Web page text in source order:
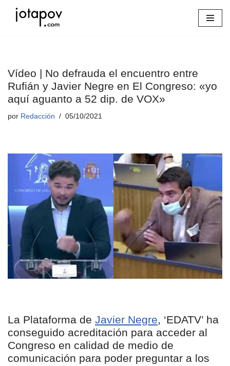
Vídeo | No defrauda el encuentro entre
Rufián y Javier Negre en El Congreso: «yo
aquí aguanto a 52 dip. de VOX»
por Redacción 05/10/2021
La Plataforma de Javier Negre, ‘EDATV’ ha
conseguido acreditación para acceder al
Congreso en calidad de medio de
comunicación para poder preguntar a los